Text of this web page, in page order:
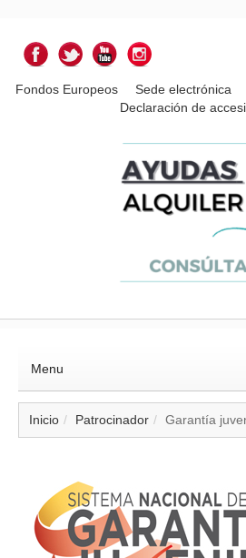
Fondos Europeos Sede electrónica
Declaración de
Menu
Inicio Patrocinador Garantía